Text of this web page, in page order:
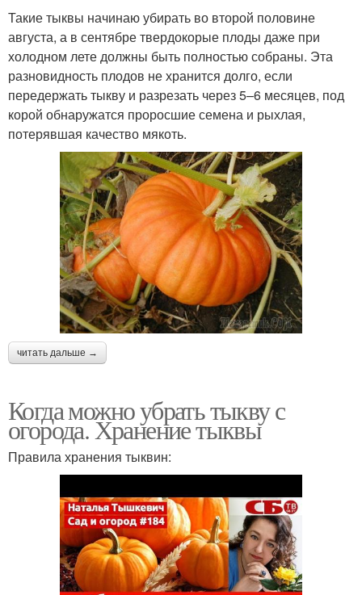
Такие тыквы начинаю убирать во второй половине
августа, а в сентябре твердокорые плоды даже при
холодном лете должны быть полностью собраны. Эта
разновидность плодов не хранится долго, если
передержать тыкву и разрезать через 5–6 месяцев, под
корой обнаружатся проросшие семена и рыхлая,
потерявшая качество мякоть.
читать дальше →
Когда можно убрать тыкву с
огорода. Хранение тыквы
Правила хранения тыквин: